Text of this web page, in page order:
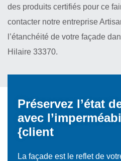
des produits certifiés pour ce
contacter notre entreprise
l’étanchéité de votre façade
Hilaire 33370.
Préservez l’état
avec
{client
La façade est le reflet de